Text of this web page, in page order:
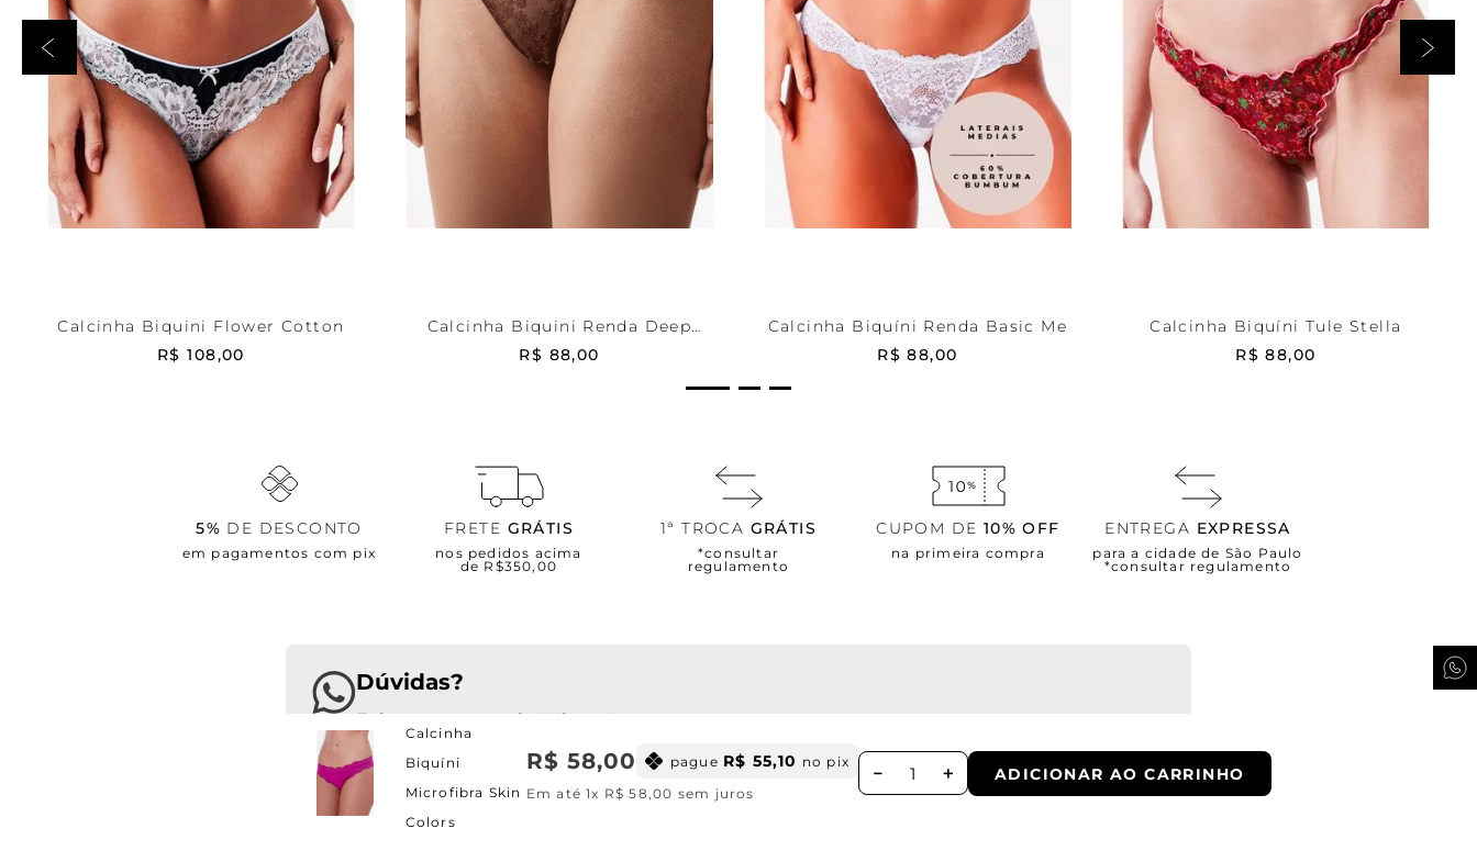
Calcinha
Biquíni
Microfibra Skin
Colors
R$ 58,00 pague R$ 55,10 no pix
Em até1x R$ 58 ,00 sem juros
＋
－ ADICIONAR AO CARRINHO
PP
Calcinha Biquini Flower Cotton
R$ 108,00
Calcinha Biquini Renda Deep
Brown
R$ 88,00
P
Calcinha Biquíni Renda Basic Me
R$ 88,00
Calcinha Biquíni Tule Stella
R$ 88,00
5% DE DESCONTO
em pagamentos com pix
FRETE GRÁTIS
nos pedidos acima
de R$350,00
1ª TROCA GRÁTIS
*consultar
regulamento
CUPOM DE 10% OFF
na primeira compra
ENTREGA EXPRESSA
para a cidade de São Paulo
*consultar regulamento
Dúvidas?
WhatsApp
Estamos prontos para te atender via telefone de